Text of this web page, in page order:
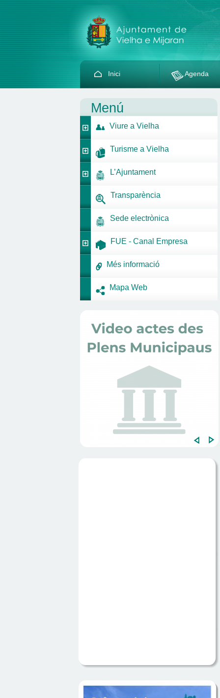
Inici Agenda
Menú
Viure a Vielha
Turisme a Vielha
L’Ajuntament
Transparència
Sede electrònica
FUE - Canal Empresa
Més informació
Mapa Web